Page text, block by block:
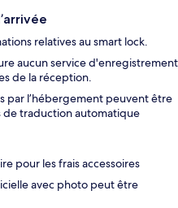
relatives au smart lock.
aucun service d'enregistrement
de la réception.
par l’hébergement peuvent être
de traduction automatique
pour les frais accessoires
avec photo peut être